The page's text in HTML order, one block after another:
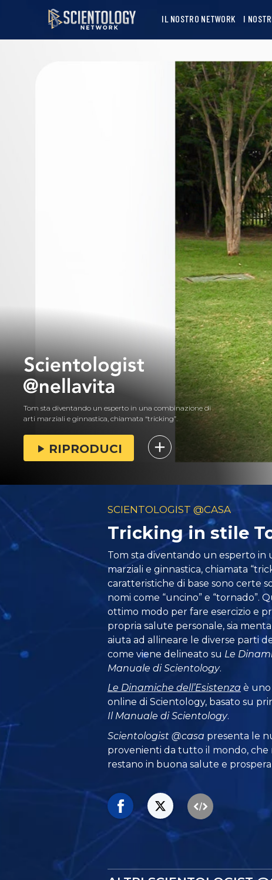
IL NOSTRO NETWORK I
Tom sta diventando un esperto in una combinazione di
arti marziali e ginnastica, chiamata “tricking”.
RIPRODUCI
SCIENTOLOGIST @CASA
Tricking in stile
Tom sta diventando un esperto in
marziali e ginnastica, chiamata
caratteristiche di base sono certe
nomi come “uncino” e “tornado”.
ottimo modo per fare esercizio e
propria salute personale, sia
aiuta ad allineare le diverse parti
come viene delineato su Le
Manuale di Scientology.
Le Dinamiche dell’Esistenza è uno
online di Scientology, basato su
Il Manuale di Scientology.
Scientologist @casa presenta le
provenienti da tutto il mondo, che
restano in buona salute e